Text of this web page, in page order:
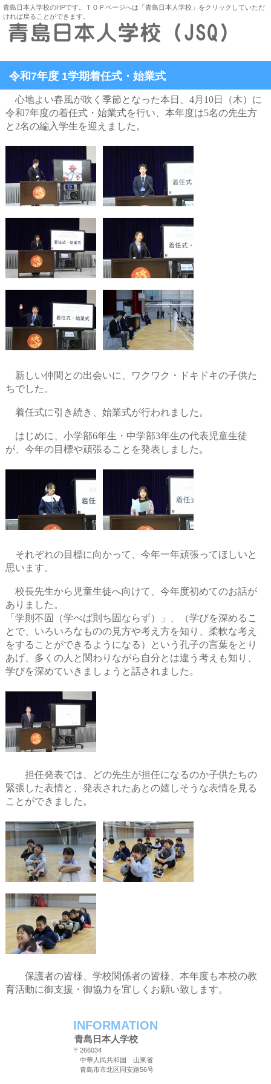
青島日本人学校のHPです。ＴＯＰページへは「青島日本人学校」をクリックしていただ
ければ戻ることができます。
令和7年度 1学期着任式・始業式
心地よい春風が吹く季節となった本日、 4月 10日（木）に
令和7年度の着任式・始業式を行い、本年度は5名の先生方
と 2名の編入学生を迎えました。
新しい仲間との出会いに、ワクワク・ドキドキの子供た
ちでした。
着任式に引き続き、始業式が行われました。
はじめに、小学部6年生・中学部3年生の代表児童生徒
が、今年の目標や頑張ることを発表しました。
それぞれの目標に向かって、今年一年頑張ってほしいと
思います。
校長先生から児童生徒へ向けて、今年度初めてのお話が
ありました。
「学則不固（学べば則ち固ならず）」、（学びを深めるこ
とで、いろいろなものの見方や考え方を知り、柔軟な考え
をすることができるようになる）という孔子の言葉をとり
あげ、多くの人と関わりながら自分とは違う考えも知り、
学びを深めていきましょうと話されました。
担任発表では、どの先生が担任になるのか子供たちの
緊張した表情と、発表されたあとの嬉しそうな表情を見る
ことができました。
保護者の皆様、学校関係者の皆様、本年度も本校の教
育活動に御支援・御協力を宜しくお願い致します。
INFORMATION
青島日本人学校
〒266034
中華人民共和国 山東省
青島市市北区同安路56号